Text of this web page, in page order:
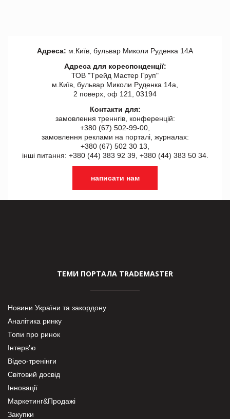
Адреса: м.Київ, бульвар Миколи Руденка 14А
Адреса для кореспонденції:
ТОВ "Tрейд Мастер Груп"
м.Київ, бульвар Миколи Руденка 14а,
2 поверх, оф 121, 03194
Контакти для:
замовлення треннгів, конференцій:
+380 (67) 502-99-00,
замовлення реклами на порталі, журналах:
+380 (67) 502 30 13,
інші питання: +380 (44) 383 92 39, +380 (44) 383 50 34.
написати нам
ТЕМИ ПОРТАЛА TRADEMASTER
Новини України та закордону
Аналітика ринку
Топи про ринок
Інтерв’ю
Відео-тренінги
Світовий досвід
Інновації
Маркетинг&Продажі
Закупки